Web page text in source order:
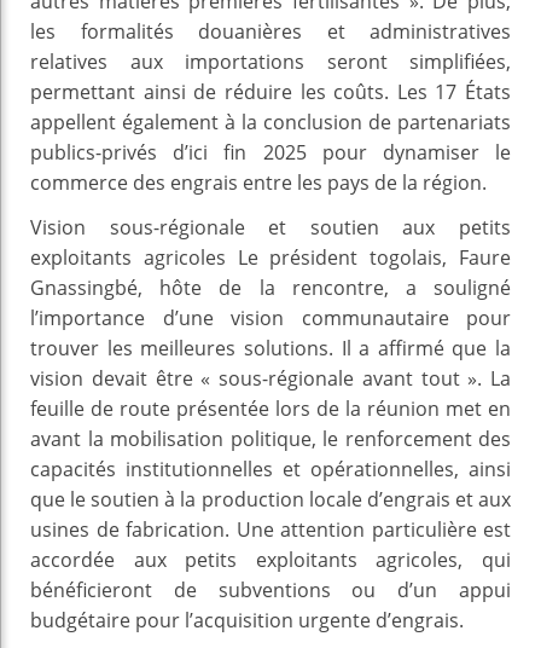
les formalités douanières et administratives
relatives aux importations seront simplifiées,
permettant ainsi de réduire les coûts. Les 17 États
appellent également à la conclusion de partenariats
publics-privés d’ici fin 2025 pour dynamiser le
commerce des engrais entre les pays de la région.
Vision sous-régionale et soutien aux petits
exploitants agricoles Le président togolais, Faure
Gnassingbé, hôte de la rencontre, a souligné
l’importance d’une vision communautaire pour
trouver les meilleures solutions. Il a affirmé que la
vision devait être « sous-régionale avant tout ». La
feuille de route présentée lors de la réunion met en
avant la mobilisation politique, le renforcement des
capacités institutionnelles et opérationnelles, ainsi
que le soutien à la production locale d’engrais et aux
usines de fabrication. Une attention particulière est
accordée aux petits exploitants agricoles, qui
bénéficieront de subventions ou d’un appui
budgétaire pour l’acquisition urgente d’engrais.